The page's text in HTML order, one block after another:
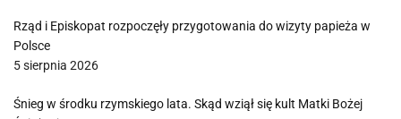
Rząd i Episkopat rozpoczęły przygotowania do wizyty papieża w
Polsce
5 sierpnia 2026
Śnieg w środku rzymskiego lata. Skąd wziął się kult Matki Bożej